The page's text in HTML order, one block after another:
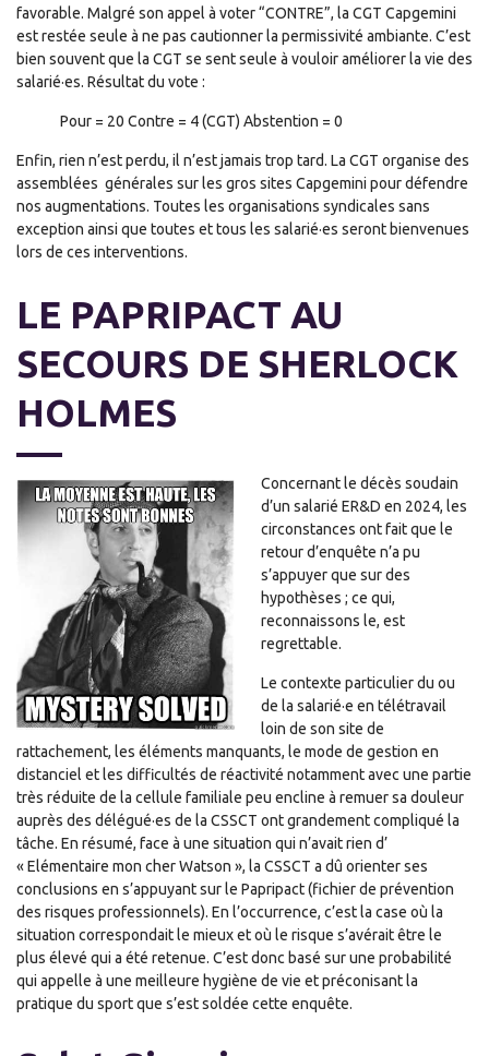
favorable. Malgré son appel à voter “CONTRE”, la CGT Capgemini
est restée seule à ne pas cautionner la permissivité ambiante. C’est
bien souvent que la CGT se sent seule à vouloir améliorer la vie des
salarié·es. Résultat du vote :
Pour = 20 Contre = 4 (CGT) Abstention = 0
Enfin, rien n’est perdu, il n’est jamais trop tard. La CGT organise des
assemblées générales sur les gros sites Capgemini pour défendre
nos augmentations. Toutes les organisations syndicales sans
exception ainsi que toutes et tous les salarié·es seront bienvenues
lors de ces interventions.
LE PAPRIPACT AU
SECOURS DE SHERLOCK
HOLMES
Concernant le décès soudain
d’un salarié ER&D en 2024, les
circonstances ont fait que le
retour d’enquête n’a pu
s’appuyer que sur des
hypothèses ; ce qui,
reconnaissons le, est
regrettable.
Le contexte particulier du ou
de la salarié·e en télétravail
loin de son site de
rattachement, les éléments manquants, le mode de gestion en
distanciel et les difficultés de réactivité notamment avec une partie
très réduite de la cellule familiale peu encline à remuer sa douleur
auprès des délégué·es de la CSSCT ont grandement compliqué la
tâche. En résumé, face à une situation qui n’avait rien d’
« Elémentaire mon cher Watson », la CSSCT a dû orienter ses
conclusions en s’appuyant sur le Papripact (fichier de prévention
des risques professionnels). En l’occurrence, c’est la case où la
situation correspondait le mieux et où le risque s’avérait être le
plus élevé qui a été retenue. C’est donc basé sur une probabilité
qui appelle à une meilleure hygiène de vie et préconisant la
pratique du sport que s’est soldée cette enquête.